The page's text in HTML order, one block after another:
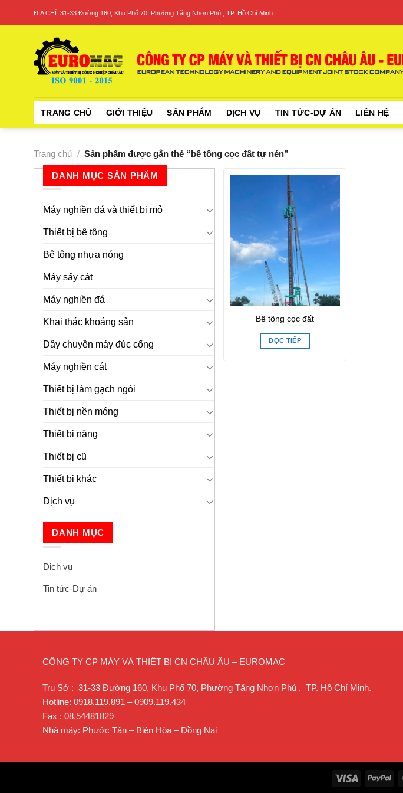
ĐỊA CHỈ: 31-33 Đường 160, Khu Phố 70, Phường Tăng Nhơn Phú , TP. Hồ Chí Minh.
TRANG CHỦ GIỚI THIỆU SẢN PHẨM DỊCH VỤ TIN TỨC-DỰ ÁN LIÊN HỆ
Trang chủ / Sản phẩm được gắn thẻ “bê tông cọc đất tự nén”
DANH MỤC SẢN PHẨM
Máy nghiền đá và thiết bị mỏ
Thiết bị bê tông
Bê tông nhựa nóng
Máy sấy cát
Máy nghiền đá
Khai thác khoáng sản
Dây chuyền máy đúc cống
Máy nghiền cát
Thiết bị làm gạch ngói
Thiết bị nền móng
Thiết bị nâng
Thiết bị cũ
Thiết bị khác
Dịch vụ
DANH MỤC
Dịch vụ
Tin tức-Dự án
Bê tông cọc đất
ĐỌC TIẾP
CÔNG TY CP MÁY VÀ THIẾT BỊ CN CHÂU ÂU – EUROMAC
Trụ Sở : 31-33 Đường 160, Khu Phố 70, Phường Tăng Nhơn Phú , TP. Hồ Chí Minh.
Hotline: 0918.119.891 – 0909.119.434
Fax : 08.54481829
Nhà máy: Phước Tân – Biên Hòa – Đồng Nai